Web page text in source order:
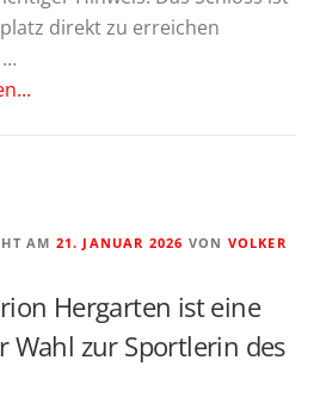
direkt zu erreichen
AM 21. JANUAR 2026 VON VOLKER
Hergarten ist eine
Wahl zur Sportlerin des